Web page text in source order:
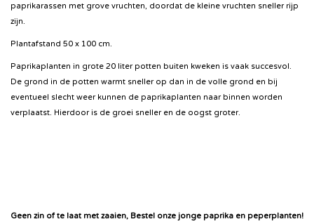
paprikarassen met grove vruchten, doordat de kleine vruchten sneller rijp
zijn.
Plantafstand 50 x 100 cm.
Paprikaplanten in grote 20 liter potten buiten kweken is vaak succesvol.
De grond in de potten warmt sneller op dan in de volle grond en bij
eventueel slecht weer kunnen de paprikaplanten naar binnen worden
verplaatst. Hierdoor is de groei sneller en de oogst groter.
Geen zin of te laat met zaaien, Bestel onze jonge paprika en peperplanten!